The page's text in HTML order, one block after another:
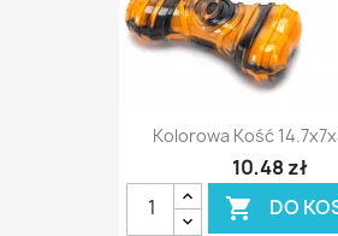
Kolorowa Kość
10,48 zł
 DO